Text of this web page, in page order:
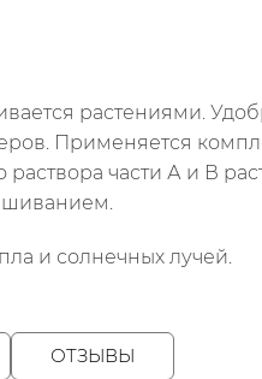
растениями.
Применяется
части А и В
и солнечных лучей.
ОТЗЫВЫ